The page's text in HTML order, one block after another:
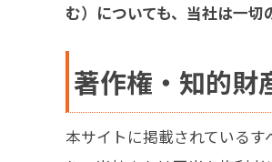
む）についても、当社は一切
著作権・知的財
本サイトに掲載されている